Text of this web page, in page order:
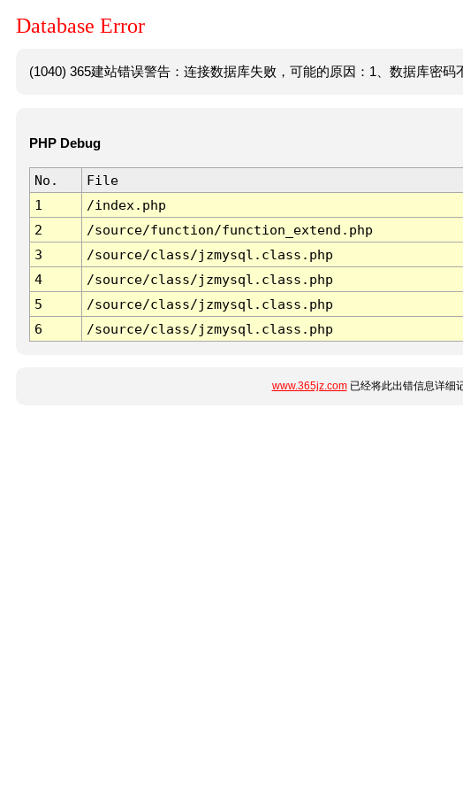
Database Error
(1040) 365建站错误警告：连接数据库失败，可能的原因：1、数据库密码
PHP Debug
No. File
1
/index.php
2
/source/function/function_extend.php
3
/source/class/jzmysql.class.php
4
/source/class/jzmysql.class.php
5
/source/class/jzmysql.class.php
6
/source/class/jzmysql.class.php
www.365jz.com已经将此出错信息详细